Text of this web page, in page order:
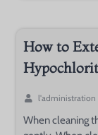
How to
l'administration
When cleaning